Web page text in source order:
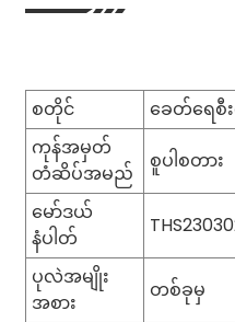
စတိုင်
ခေတ်ရေစီး
ကုန်အမှတ်
တံဆိပ်အမည်
စူပါစတား
မော်ဒယ်
နံပါတ်
ပုလဲအမျိုး
အစား
တစ်ခုမှ